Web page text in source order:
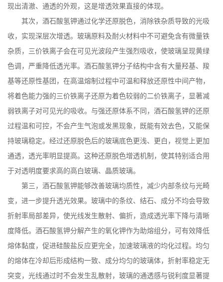
现出清澈、通透的外观，这是增透效果直接的体现。
其次，酒石酸氢钾通过化学还原脱色，消除铁杂质导致的光吸
收，实现深层次增透。玻璃原料及耐火材料中不可避免含有微量铁
杂质，三价铁离子会在可见光波段产生强烈吸收，使玻璃呈现黄绿
色调，严重降低透光率。酒石酸氢钾分子结构中含有大量羟基、羧
基等还原性基团，在高温熔制过程中可温和释放还原性中间产物，
将着色能力强的三价铁离子还原为着色较弱的二价铁离子，显著减
弱铁离子对可见光的吸收。与强还原体系不同，酒石酸氢钾的还原
过程温和可控，不会产生气泡或发黑现象，既能有效去色，又能保
持玻璃稳定。经过还原脱色后的玻璃底色更浅、更白，视觉上更加
通透，透光率明显提高。这种还原脱色增透机制，使其特别适合用
于对透明度要求高的高白玻璃、晶质玻璃。
第三，酒石酸氢钾能够改善玻璃均质性，减少内部条纹与光畸
变，进一步提升透光效果。玻璃中的条纹、结石、成分不均会导致
折射率局部差异，使光线发生散射、偏折，造成透光率下降与清晰
度降低。酒石酸氢钾分解产生的氧化钾作为助熔组分，可有效降低
熔体黏度，促进硅酸盐反应更完全，加速玻璃液的均化过程。均匀
的熔体在冷却后形成结构一致、成分均匀的玻璃体，折射率稳定无
突变，光线通过时不会发生乱散射，玻璃的通透感与锐利度显著提